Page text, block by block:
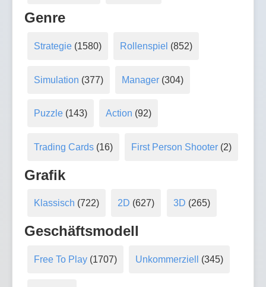
Genre
Strategie(1580) Rollenspiel (852)
Simulation (377) Manager (304)
Puzzle(143) Action (92)
Trading Cards(16) First Person Shooter (2)
Grafik
Klassisch (722) 2D (627) 3D (265)
Geschäftsmodell
Free To Play(1707) Unkommerziell (345)